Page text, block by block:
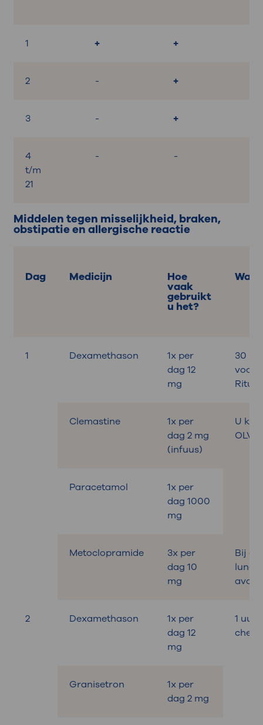
1 + +
2 - +
3 - +
4
t/m
21
- -
Middelen tegen misselijkheid, braken,
obstipatie en allergische reactie
Dag Medicijn Hoe
vaak
gebruikt
u het?
1 Dexamethason
1x per
dag 12
mg
30
voor
Clemastine
1x per
dag 2 mg
(infuus)
U
OLVG.
Paracetamol
1x per
dag 1000
mg
Metoclopramide
3x per
dag 10
mg
Bij
lunch,
2 Dexamethason
1x per
dag 12
mg
1 uur
Granisetron
1x per
dag 2 mg